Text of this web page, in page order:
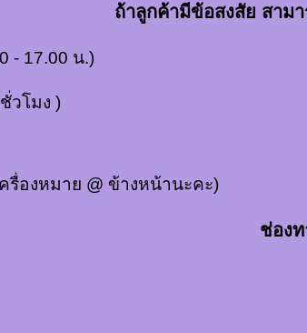
ถ้าลูกค้ามีข้อสงสัย สาม
- 17.00 น.)
วโมง )
รื่องหมาย @ ข้างหน้านะคะ)
ช่องท